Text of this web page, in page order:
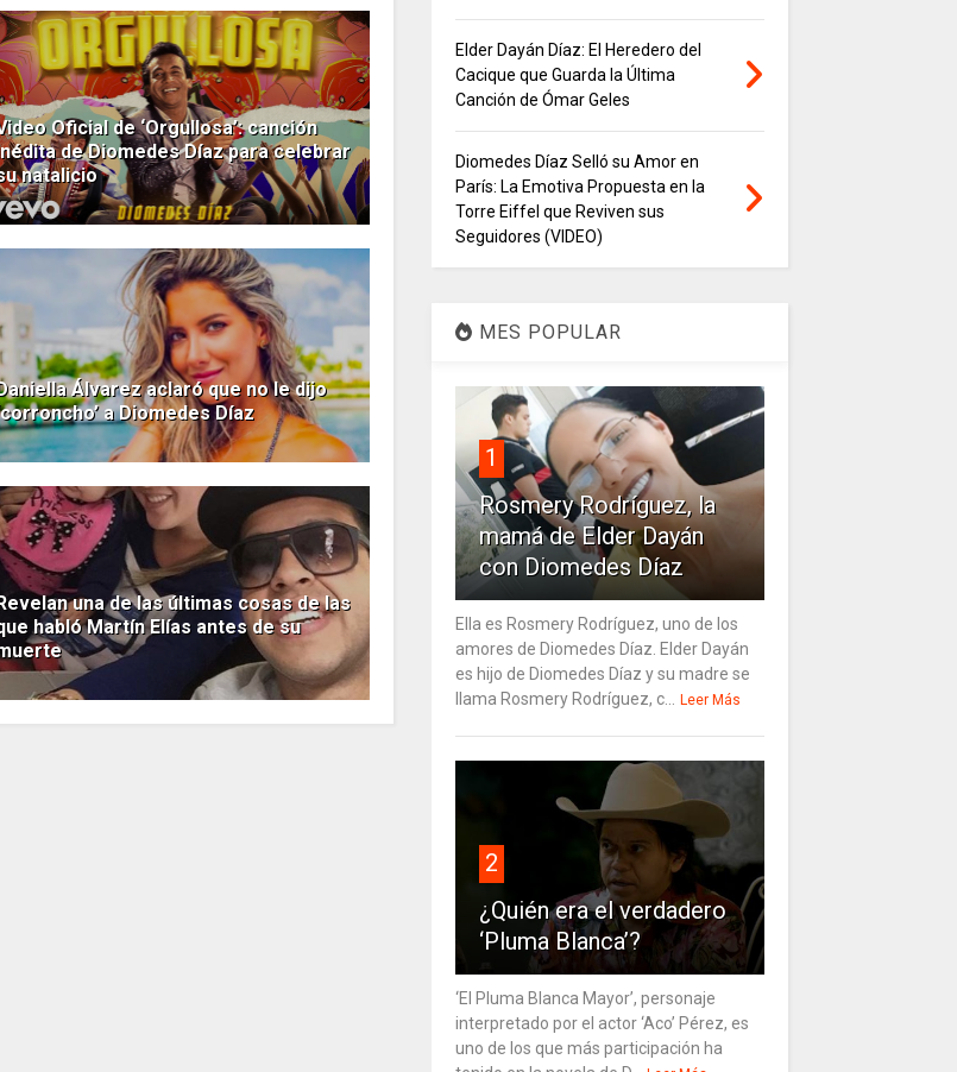
Oficial de ‘Orgullosa’: canción
de Diomedes Díaz para celebrar
natalicio
Álvarez aclaró que no le dijo
a Diomedes Díaz
una de las últimas cosas de las
habló Martín Elías antes de su
Elder Dayán Díaz: El Heredero del
Cacique que Guarda la Última
Canción de Ómar Geles
Diomedes Díaz Selló su Amor en
París: La Emotiva Propuesta en la
Torre Eiffel que Reviven sus
Seguidores (VIDEO)
MES POPULAR
1
Rosmery Rodríguez, la
mamá de Elder Dayán
con Diomedes Díaz
Ella es Rosmery Rodríguez, uno de los
amores de Diomedes Díaz. Elder Dayán
es hijo de Diomedes Díaz y su madre se
llama Rosmery Rodríguez, c... Leer Más
2
¿Quién era el verdadero
‘Pluma Blanca’?
‘El Pluma Blanca Mayor’, personaje
interpretado por el actor ‘Aco’ Pérez, es
uno de los que más participación ha